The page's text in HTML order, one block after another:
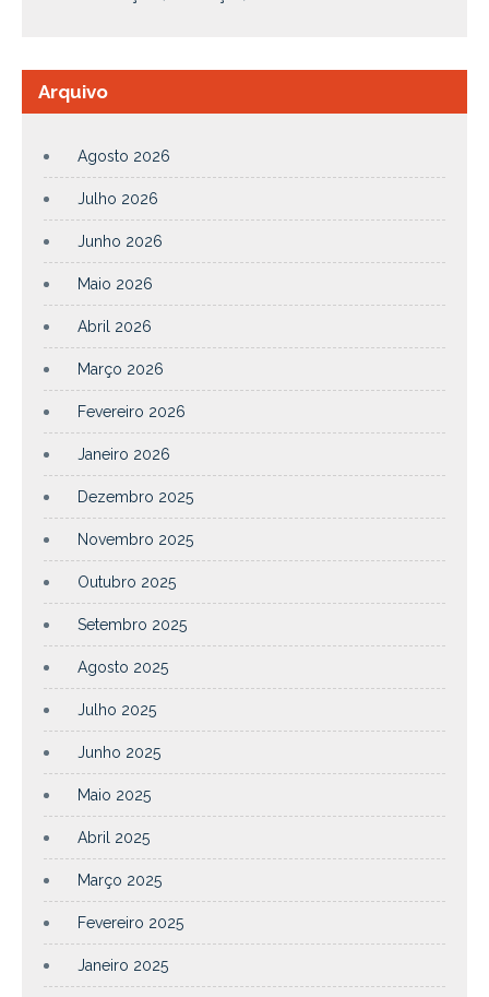
Arquivo
Agosto 2026
Julho 2026
Junho 2026
Maio 2026
Abril 2026
Março 2026
Fevereiro 2026
Janeiro 2026
Dezembro 2025
Novembro 2025
Outubro 2025
Setembro 2025
Agosto 2025
Julho 2025
Junho 2025
Maio 2025
Abril 2025
Março 2025
Fevereiro 2025
Janeiro 2025